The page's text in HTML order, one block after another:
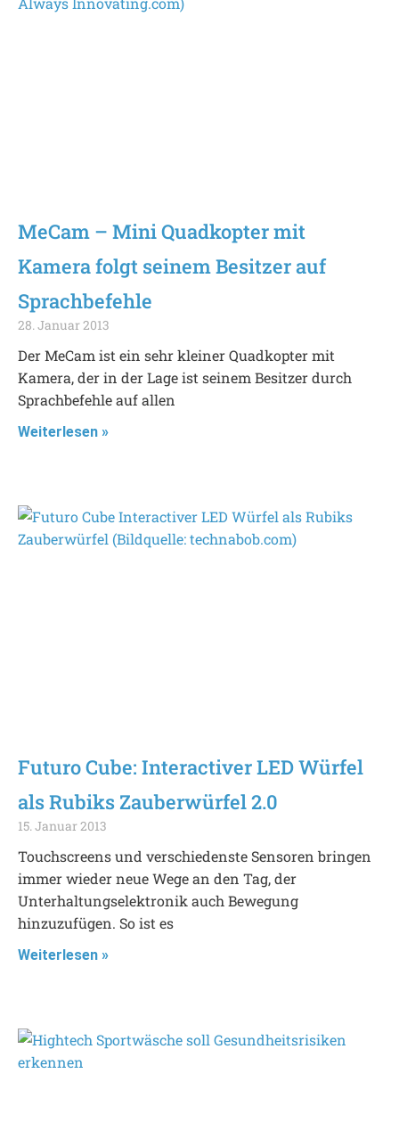
MeCam – Mini Quadkopter mit
Kamera folgt seinem Besitzer auf
Sprachbefehle
28. Januar 2013
Der MeCam ist ein sehr kleiner Quadkopter mit
Kamera, der in der Lage ist seinem Besitzer durch
Sprachbefehle auf allen
Weiterlesen »
Futuro Cube: Interactiver LED Würfel
als Rubiks Zauberwürfel 2.0
15. Januar 2013
Touchscreens und verschiedenste Sensoren bringen
immer wieder neue Wege an den Tag, der
Unterhaltungselektronik auch Bewegung
hinzuzufügen. So ist es
Weiterlesen »